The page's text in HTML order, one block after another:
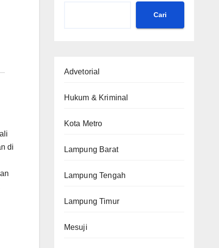
di
Cari
Advetorial
Hukum & Kriminal
Kota Metro
Lampung Barat
Lampung Tengah
Lampung Timur
Mesuji